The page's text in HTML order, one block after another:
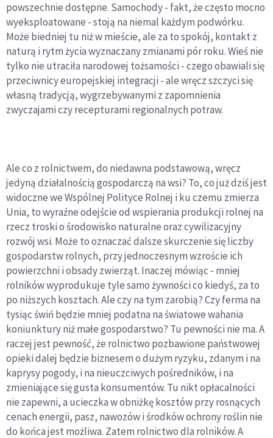
powszechnie dostępne. Samochody - fakt, że często mocno
wyeksploatowane - stoją na niemal każdym podwórku.
Może biedniej tu niż w mieście, ale za to spokój, kontakt z
naturą i rytm życia wyznaczany zmianami pór roku. Wieś nie
tylko nie utraciła narodowej tożsamości - czego obawiali się
przeciwnicy europejskiej integracji - ale wręcz szczyci się
własną tradycją, wygrzebywanymi z zapomnienia
zwyczajami czy recepturami regionalnych potraw.
Ale co z rolnictwem, do niedawna podstawową, wręcz
jedyną działalnością gospodarczą na wsi? To, co już dziś jest
widoczne we Wspólnej Polityce Rolnej i ku czemu zmierza
Unia, to wyraźne odejście od wspierania produkcji rolnej na
rzecz troski o środowisko naturalne oraz cywilizacyjny
rozwój wsi. Może to oznaczać dalsze skurczenie się liczby
gospodarstw rolnych, przy jednoczesnym wzroście ich
powierzchni i obsady zwierząt. Inaczej mówiąc - mniej
rolników wyprodukuje tyle samo żywności co kiedyś, za to
po niższych kosztach. Ale czy na tym zarobią? Czy ferma na
tysiąc świń będzie mniej podatna na światowe wahania
koniunktury niż małe gospodarstwo? Tu pewności nie ma. A
raczej jest pewność, że rolnictwo pozbawione państwowej
opieki dalej będzie biznesem o dużym ryzyku, zdanym i na
kaprysy pogody, i na nieuczciwych pośredników, i na
zmieniające się gusta konsumentów. Tu nikt opłacalności
nie zapewni, a ucieczka w obniżkę kosztów przy rosnących
cenach energii, pasz, nawozów i środków ochrony roślin nie
do końca jest możliwa. Zatem rolnictwo dla rolników. A